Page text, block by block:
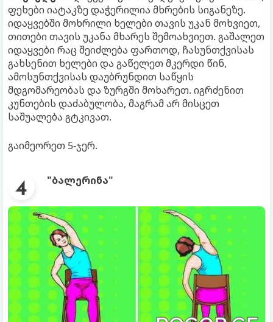
ფეხები იატაკზე დაჭერილია მხრების სიგანეზე.
იდაყვებში მოხრილი ხელები თავის უკან მოხვიეთ,
თითები თავის უკანა მხარეს შემოახვიეთ. გაშალეთ
იდაყვები რაც შეიძლება ფართოდ, ჩასუნთქვისას
გახსენით ხელები და გაწელეთ მკერდი წინ,
ამოსუნთქვისას დაუბრუნდით საწყის
მდგომარეობას და ზურგში მოხარეთ. იგრძენით
კუნთების დაძაბულობა, მაგრამ არ მისცეთ
საშუალება გტკივათ.
გაიმეორეთ 5-ჯერ.
"ბალერინა"